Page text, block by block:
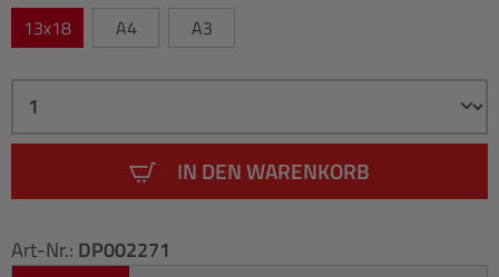
13x18
A4 A3
IN DEN WARENKORB
Art-Nr.: DP002271